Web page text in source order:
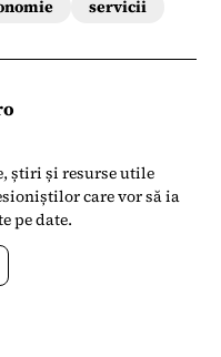
servicii
știri și resurse utile
care vor să ia
pe date.